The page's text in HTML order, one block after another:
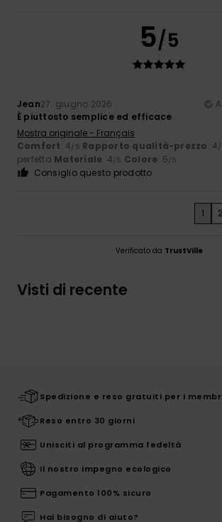
5/5
Jean27. giugno 2026
È piuttosto semplice ed efficace
Mostra originale - Français
Comfort: 4/5 Rapporto qualità-prezzo: 4
perfetta Materiale: 4/5 Colore: 5/5
Consiglio questo prodotto
1 2
Verificato da TrustVille
Visti di recente
Spedizione e reso gratuiti per i
Reso entro 30 giorni
Unisciti al programma fedeltà
Il nostro impegno ecologico
Pagamento 100% sicuro
Hai bisogno di aiuto?